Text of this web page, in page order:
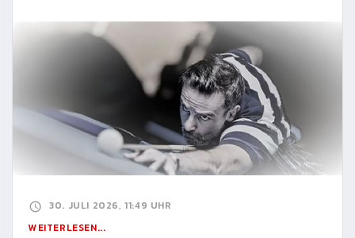
30. JULI 2026, 11:49 UHR
WEITERLESEN...